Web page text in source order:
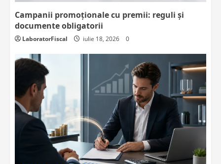
Campanii promoționale cu premii: reguli și
documente obligatorii
LaboratorFiscal iulie 18, 2026 0